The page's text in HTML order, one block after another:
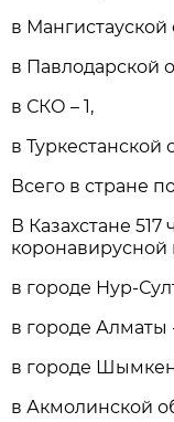
в Мангистауской
в Павлодарской
в СКО – 1,
в Туркестанской
Всего в стране
В Казахстане
в городе Нур-
в городе Алматы
в городе
в Акмолинской